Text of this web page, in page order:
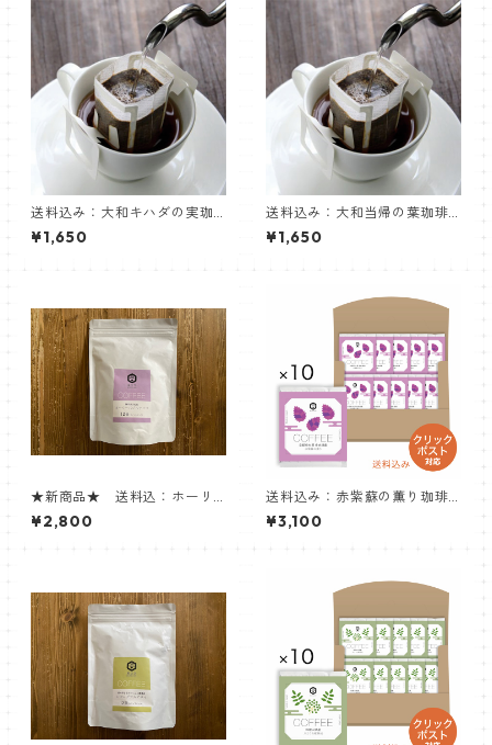
送料込み：大和キハダの実珈
琲＜５個入り＞
¥1,650
送料込み：大和当帰の葉珈琲
＜５個入り＞
¥1,650
★新商品★ 送料込：ホーリ
ーバジルアロマ珈琲＜１２個
入りBag＞
¥2,800
送料込み：赤紫蘇の薫り珈琲
＜10個入り＞
¥3,100